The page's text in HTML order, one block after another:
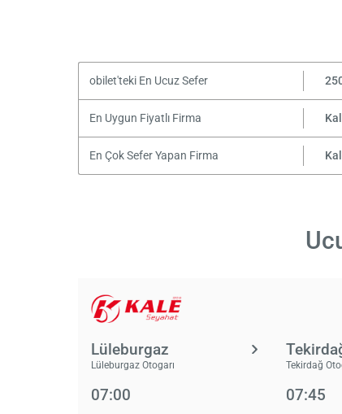
obilet'teki En Ucuz Sefer
En Uygun Fiyatlı Firma
En Çok Sefer Yapan Firma
Lüleburgaz
Lüleburgaz Otogarı Tekirdağ
07:00 07:45